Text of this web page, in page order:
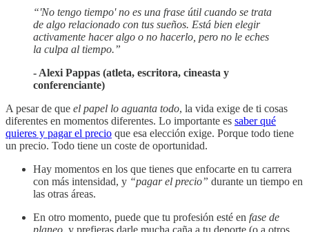
“'No tengo tiempo' no es una frase útil cuando se trata
de algo relacionado con tus sueños. Está bien elegir
activamente hacer algo o no hacerlo, pero no le eches
la culpa al tiempo.”
- Alexi Pappas (atleta, escritora, cineasta y
conferenciante)
A pesar de que el papel lo aguanta todo, la vida exige de ti cosas
diferentes en momentos diferentes. Lo importante es saber qué
quieres y pagar el precio que esa elección exige. Porque todo tiene
un precio. Todo tiene un coste de oportunidad.
Hay momentos en los que tienes que enfocarte en tu carrera
con más intensidad, y “pagar el precio” durante un tiempo en
las otras áreas.
En otro momento, puede que tu profesión esté en fase de
planeo, y prefieras darle mucha caña a tu deporte (o a otros